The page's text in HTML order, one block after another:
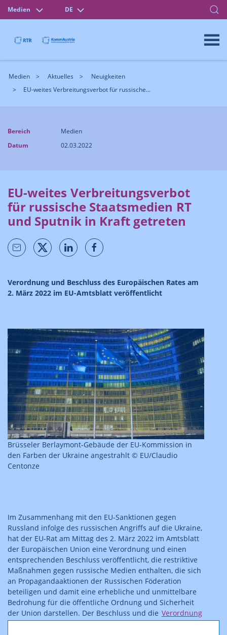
Medien DE
Medien Aktuelles
Neuigkeiten
EU-weites Verbreitungsverbot für russische...
Bereich
Medien
Datum
02.03.2022
EU-weites Verbreitungsverbot
für russische Staatsmedien RT
und Sputnik in Kraft getreten
Verordnung und Beschluss des Europäischen Rates am
2. März 2022 im EU-Amtsblatt veröffentlicht
Brüsseler Berlaymont-Gebäude der EU-Kommission in
den Farben der Ukraine angestrahlt © EU/Claudio
Centonze
Im Zusammenhang mit den EU-Sanktionen gegen
Russland infolge des russischen Angriffs auf die Ukraine,
hat der EU-Rat am Mittag des 2. März 2022 im Amtsblatt
der Europäischen Union eine Verordnung und einen
entsprechenden Beschluss veröffentlicht, die restriktive
Maßnahmen gegen russische Medien enthalten, die sich
an Propagandaaktionen der Russischen Föderation
beteiligen und damit eine erhebliche und unmittelbare
Bedrohung für die öffentliche Ordnung und Sicherheit
der Union darstellen. Der Beschluss und die Verordnung
(EU) 2022/350 des Rates zur Änderung der Verordnung